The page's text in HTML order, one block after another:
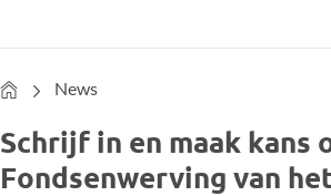
HomeNews
Schrijf in en maak kans
Fondsenwerving van